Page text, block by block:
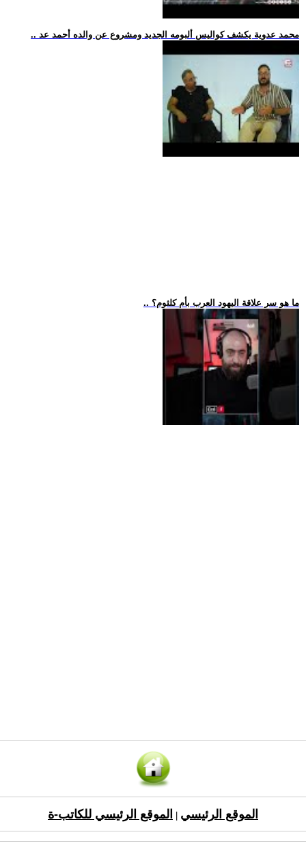
.. محمد عدوية يكشف كواليس ألبومه الجديد ومشروع عن والده أحمد عد
.. ما هو سر علاقة اليهود العرب بأم كلثوم؟
الموقع الرئيسي الموقع الرئيسي للكاتب-ة